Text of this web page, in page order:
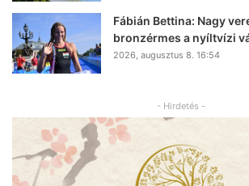
Fábián Bettina: Nagy
bronzérmes a nyíltvízi
2026, augusztus 8. 16:54
- Hirdetés -